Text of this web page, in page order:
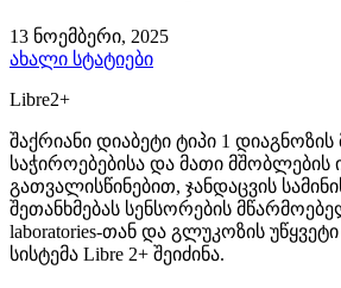
13 ნოემბერი, 2025
ახალი სტატიები
Libre2+
შაქრიანი დიაბეტი ტიპი 1 დიაგნოზის
საჭიროებებისა და მათი მშობლების
გათვალისწინებით, ჯანდაცვის
შეთანხმებას სენსორების
laboratories-თან და გლუკოზის
სისტემა Libre 2+ შეიძინა.